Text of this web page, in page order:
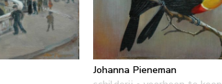
Johanna Pieneman